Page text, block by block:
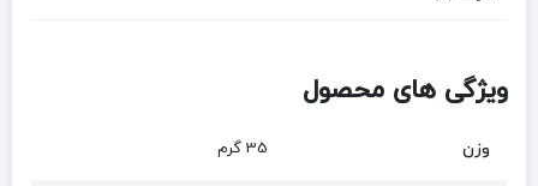
ویژگی های محصول
وزن 35 گرم